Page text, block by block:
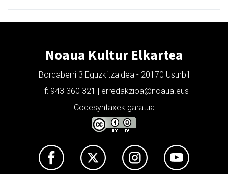
Noaua Kultur Elkartea
Bordaberri 3 Eguzkitzaldea - 20170 Usurbil
Tf: 943 360 321 | erredakzioa@noaua.eus
Codesyntaxek garatua